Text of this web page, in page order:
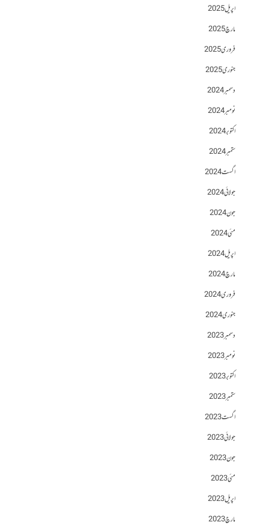
اپریل 2025
مارچ 2025
فروری 2025
جنوری 2025
دسمبر 2024
نومبر 2024
اکتوبر 2024
ستمبر 2024
اگست 2024
جولائی 2024
جون 2024
مئی 2024
اپریل 2024
مارچ 2024
فروری 2024
جنوری 2024
دسمبر 2023
نومبر 2023
اکتوبر 2023
ستمبر 2023
اگست 2023
جولائی 2023
جون 2023
مئی 2023
اپریل 2023
مارچ 2023